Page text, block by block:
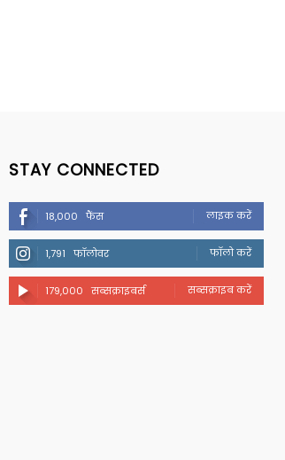
STAY CONNECTED
18,000 फैंस लाइक करें
1,791 फॉलोवर फॉलो करें
179,000 सब्सक्राइबर्स सब्सक्राइब करें